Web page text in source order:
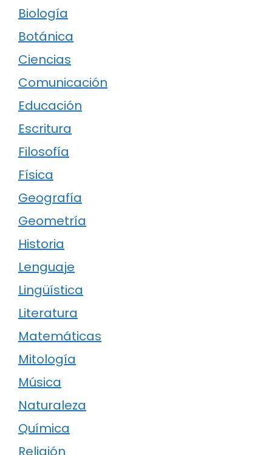
Biología
Botánica
Ciencias
Comunicación
Educación
Escritura
Filosofía
Física
Geografía
Geometría
Historia
Lenguaje
Lingüística
Literatura
Matemáticas
Mitología
Música
Naturaleza
Química
Religión